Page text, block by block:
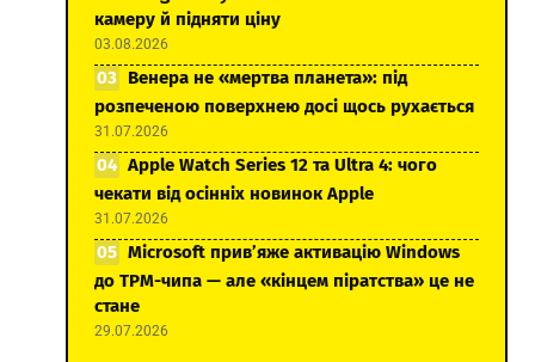
камеру й підняти ціну
03.08.2026
Венера не «мертва планета»: під
розпеченою поверхнею досі щось рухається
31.07.2026
Apple Watch Series 12 та Ultra 4: чого
чекати від осінніх новинок Apple
31.07.2026
Microsoft прив’яже активацію Windows
до TPM-чипа — але «кінцем піратства» це не
стане
29.07.2026